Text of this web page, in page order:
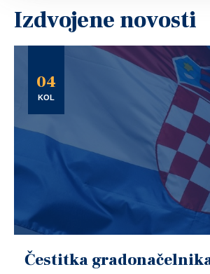
Izdvojene novosti
04
KOL
Čestitka